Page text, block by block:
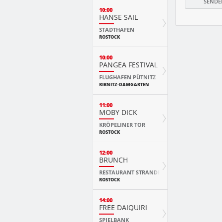
10:00
HANSE SAIL
STADTHAFEN
ROSTOCK
10:00
PANGEA FESTIVAL
FLUGHAFEN PÜTNITZ
RIBNITZ-DAMGARTEN
11:00
MOBY DICK
KRÖPELINER TOR
ROSTOCK
12:00
BRUNCH
RESTAURANT STRANDE
ROSTOCK
14:00
FREE DAIQUIRI
SPIELBANK